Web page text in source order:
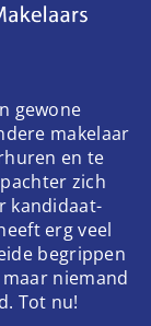
gewone
makelaar
en te
zich
kandidaat-
erg veel
begrippen
niemand
Tot nu!